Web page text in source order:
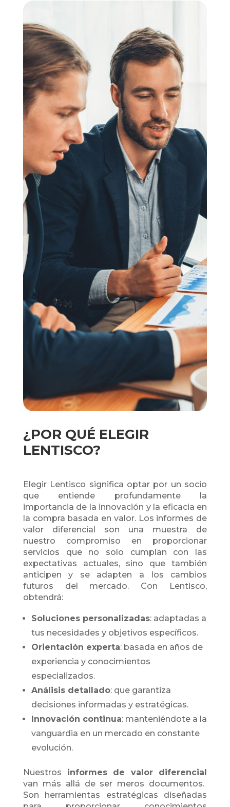
¿POR QUÉ ELEGIR
LENTISCO?
Elegir Lentisco significa optar por un socio
que entiende profundamente la
importancia de la innovación y la eficacia en
la compra basada en valor. Los informes de
valor diferencial son una muestra de
nuestro compromiso en proporcionar
servicios que no solo cumplan con las
expectativas actuales, sino que también
anticipen y se adapten a los cambios
futuros del mercado. Con Lentisco,
obtendrá:
Soluciones personalizadas: adaptadas a
tus necesidades y objetivos específicos.
Orientación experta: basada en años de
experiencia y conocimientos
especializados.
Análisis detallado: que garantiza
decisiones informadas y estratégicas.
Innovación continua: manteniéndote a la
vanguardia en un mercado en constante
evolución.
Nuestros informes de valor diferencial
van más allá de ser meros documentos.
Son herramientas estratégicas diseñadas